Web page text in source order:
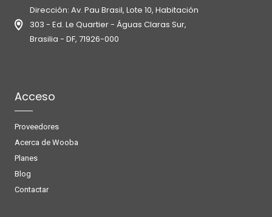
Dirección: Av. Pau Brasil, Lote 10, Habitación
303 - Ed. Le Quartier - Águas Claras Sur,
Brasilia - DF, 71926-000
Acceso
Proveedores
Acerca de Wooba
Planes
Blog
Contactar